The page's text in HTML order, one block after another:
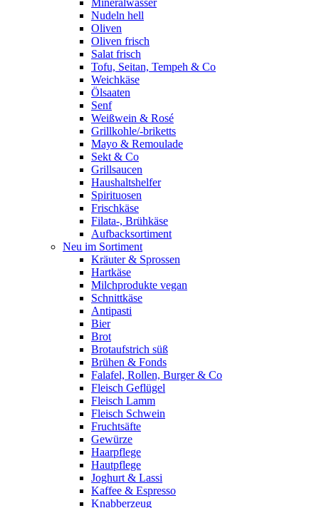
Mineralwasser
Nudeln hell
Oliven
Oliven frisch
Salat frisch
Tofu, Seitan, Tempeh & Co
Weichkäse
Ölsaaten
Senf
Weißwein & Rosé
Grillkohle/-briketts
Mayo & Remoulade
Sekt & Co
Grillsaucen
Haushaltshelfer
Spirituosen
Frischkäse
Filata-, Brühkäse
Aufbacksortiment
Neu im Sortiment
Kräuter & Sprossen
Hartkäse
Milchprodukte vegan
Schnittkäse
Antipasti
Bier
Brot
Brotaufstrich süß
Brühen & Fonds
Falafel, Rollen, Burger & Co
Fleisch Geflügel
Fleisch Lamm
Fleisch Schwein
Fruchtsäfte
Gewürze
Haarpflege
Hautpflege
Joghurt & Lassi
Kaffee & Espresso
Knabberzeug